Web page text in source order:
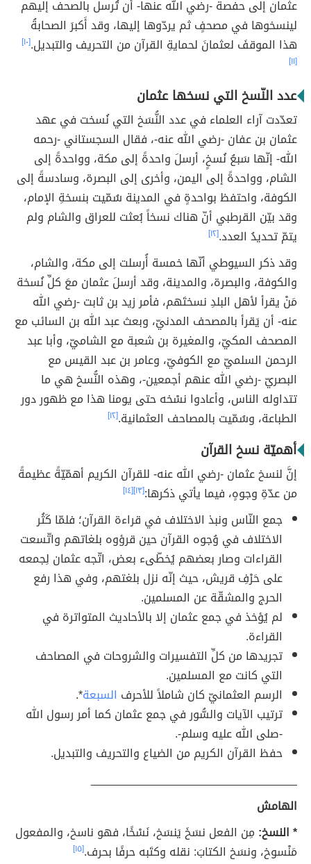
عثمان إلى حفصة -رضي الله عنها- أن تُرسل بالصحف إليهم
لينسخوها في مصحفٍ ثم يردّوها إليها، وقد أَكبرَ الصحابةُ
هذا الموقفَ لعثمانَ لحمايةِ القرآن من التحريف والتبديل.[١٠]
[١١]
عدد النّسخ التي نسخها عثمان
تعدّدت آراء العلماء في عدد النُّسَخ التي نُسخت في عهد
عثمان بن عفان -رضي الله عنه-، فقال السجستاني -رحمه
الله- إنّها سَبعُ نُسخٍ، أرسلَ واحدةً إلى مكة، وواحدةً إلى
الشام، وواحدةً إلى اليمن، وأخرى إلى البصرة، وسادسةً إلى
الكوفة، واحتفظ بواحدةٍ في المدينة سُمّيت بنسخةِ الإمام،
وقد بيّن القرطبي أنّ هناك نسخاً بُعثت للعراق والشام ولم
يتمّ تحديدُ العدد.[١٢]
وقد ذكر السيوطي أنّها خمسة أُرسلت إلى مكة، والشام،
والكوفة، والبصرة، والمدينة، وقد أرسلَ عثمان معَ كلِّ نُسخة
مَنْ يقرأ لأهل البلدِ نسختَهم، فأمر زيد بن ثابت -رضي الله
عنه- أن يَقرأ بالمصحف المدنيّ، وبعث عبد الله بن السائب مع
المصحف المكيّ، والمغيرة بن شعبة مع الشاميّ، وأبا عبد
الرحمن السلميّ مع الكوفيّ، وعامر بن عبد القيس مع
البصريّ -رضي الله عنهم أجمعين-، وهذه النُّسخ هي ما
تتداوله الناس، وأعادوا نسْخه حتى يومنا هذا مع ظهور دور
الطباعة، وسُمّيت بالمصاحف العثمانية.[١٢]
أهميّة نسخ القرآن
إنَّ لنسخ عثمان -رضي الله عنه- للقرآن الكريم أهمّيّةً عظيمةً
من عدّةِ وجوهٍ، فيما يأتي ذكرها:[١٣] [١٤]
جمع النّاس ونبذ الاختلاف في قراءة القرآن؛ فلمّا كَثُر
الاختلاف في وُجوه القرآن حين قرؤوه بلغاتهم واتّسعت
القراءات وصار بعضهم يُخطّىء بعض، اتّجه عثمان لِجمعه
على حَرْفِ قريش، حيث إنّه نزل بلغتهم، وفي هذا رفع
الحرج والمشقّة عن المسلمين.
لم يُؤخذ في جمع عثمان إلا بالأحاديث المتواترة في
القراءة.
تجريدها من كلِّ التفسيرات والشروحات في المصاحف
التي كانت مع المسلمين.
الرسم العثمانيّ كان شاملاً للأحرف السبعة*.
ترتيب الآيات والسُّور في جمع عثمان كما أمر رسول الله
-صلى الله عليه وسلم-.
حفظ القرآن الكريم من الضياع والتحريف والتبديل.
_________________________________
الهامش
* النسخ: مِن الفعل نسَخَ يَنسَخ، نَسْخًا، فهو ناسخ، والمفعول
مَنْسوخ، ونسَخ الكتابَ: نقله وكتَبه حرفًا بحرف.[١٥]